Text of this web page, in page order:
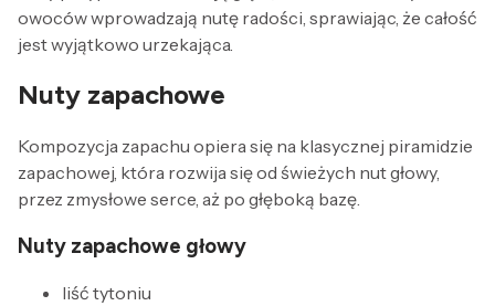
owoców wprowadzają nutę radości, sprawiając, że całość
jest wyjątkowo urzekająca.
Nuty zapachowe
Kompozycja zapachu opiera się na klasycznej piramidzie
zapachowej, która rozwija się od świeżych nut głowy,
przez zmysłowe serce, aż po głęboką bazę.
Nuty zapachowe głowy
liść tytoniu